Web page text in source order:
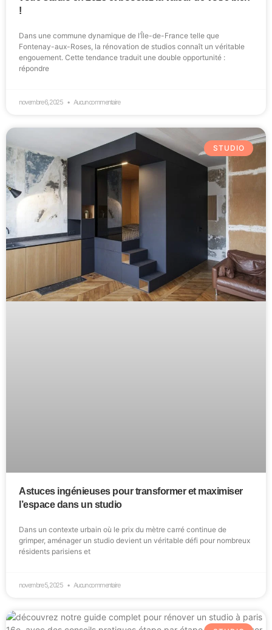
!
Dans une commune dynamique de l’Île-de-France telle que
Fontenay-aux-Roses, la rénovation de studios connaît un véritable
engouement. Cette tendance traduit une double opportunité :
répondre
novembre 6, 2025 Aucun commentaire
STUDIO
Astuces ingénieuses pour transformer et maximiser
l’espace dans un studio
Dans un contexte urbain où le prix du mètre carré continue de
grimper, aménager un studio devient un véritable défi pour nombreux
résidents parisiens et
novembre 5, 2025 Aucun commentaire